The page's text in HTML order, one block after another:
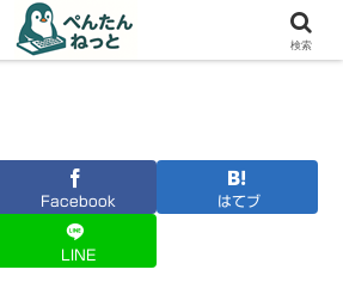
PCやガジェットの備忘録
Facebook はてブ
LINE
検索